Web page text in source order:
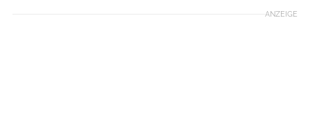
ANZEIGE